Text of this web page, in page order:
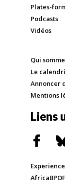
Plates-
Podcasts
Vidéos
Qui
Le
Annoncer
Mentions
Liens